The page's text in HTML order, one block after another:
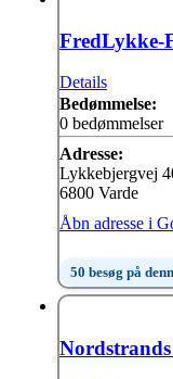
FredLykke-
Details
Bedømmelse:
0 bedømmelser
Adresse:
Lykkebjergvej
6800 Varde
Åbn adresse i
50 besøg på
Nordstrands